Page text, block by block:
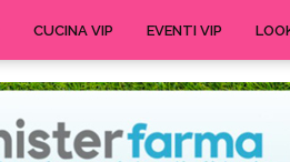
CUCINA VIP EVENTI VIP